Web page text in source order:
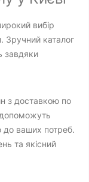
вибір
Зручний каталог
завдяки
з доставкою по
допоможуть
до ваших потреб.
та якісний